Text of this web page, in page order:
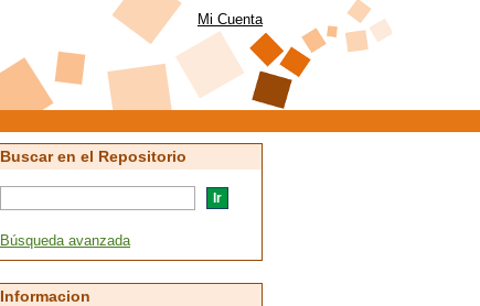
Mi Cuenta
Buscar en el Repositorio
Búsqueda avanzada
Informacion